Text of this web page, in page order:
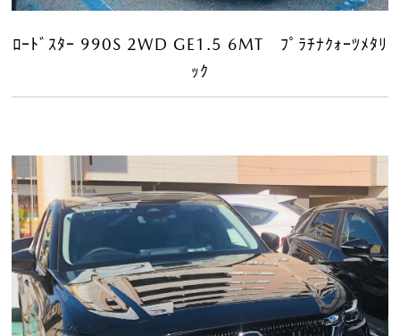
ﾛｰﾄﾞｽﾀｰ 990S 2WD GE1.5 6MT ﾌﾟﾗﾁﾅｸｫｰﾂﾒﾀﾘ
ｯｸ